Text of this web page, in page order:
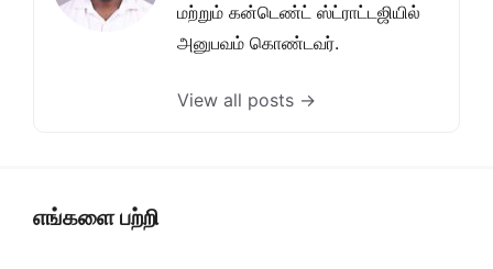
மற்றும் கன்டெண்ட் ஸ்ட்ராட்டஜியில்
அனுபவம் கொண்டவர்.
View all posts →
எங்களை பற்றி